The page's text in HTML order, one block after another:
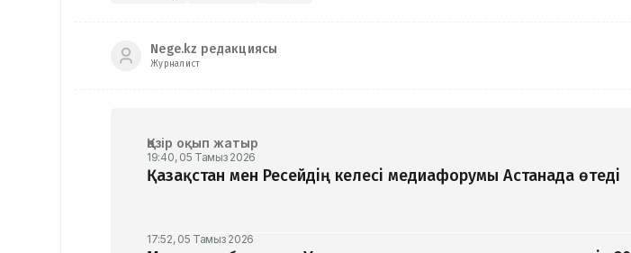
Nege.kz редакциясы
Журналист
Қазір оқып жатыр
19:40, 05 Тамыз 2026
Қазақстан мен Ресейдің келесі медиафорумы Астанада өтеді
17:52, 05 Тамыз 2026